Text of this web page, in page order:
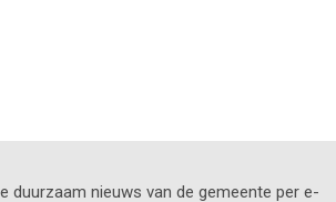
duurzaam nieuws van de gemeente per e-